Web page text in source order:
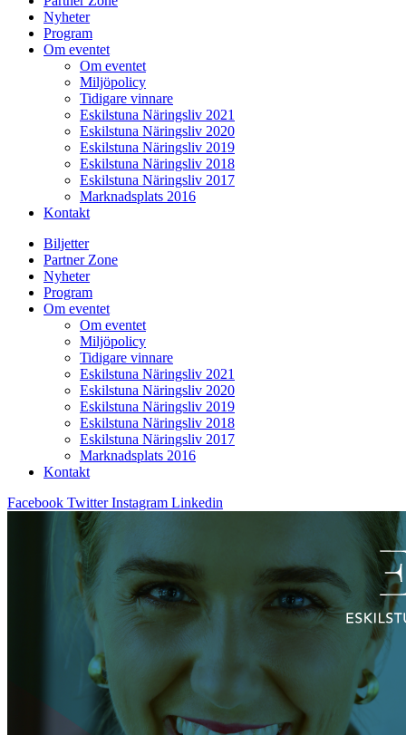
Nyheter
Program
Om eventet
Om eventet
Miljöpolicy
Tidigare vinnare
Eskilstuna Näringsliv 2021
Eskilstuna Näringsliv 2020
Eskilstuna Näringsliv 2019
Eskilstuna Näringsliv 2018
Eskilstuna Näringsliv 2017
Marknadsplats 2016
Kontakt
Biljetter
Partner Zone
Nyheter
Program
Om eventet
Om eventet
Miljöpolicy
Tidigare vinnare
Eskilstuna Näringsliv 2021
Eskilstuna Näringsliv 2020
Eskilstuna Näringsliv 2019
Eskilstuna Näringsliv 2018
Eskilstuna Näringsliv 2017
Marknadsplats 2016
Kontakt
Facebook Twitter Instagram Linkedin